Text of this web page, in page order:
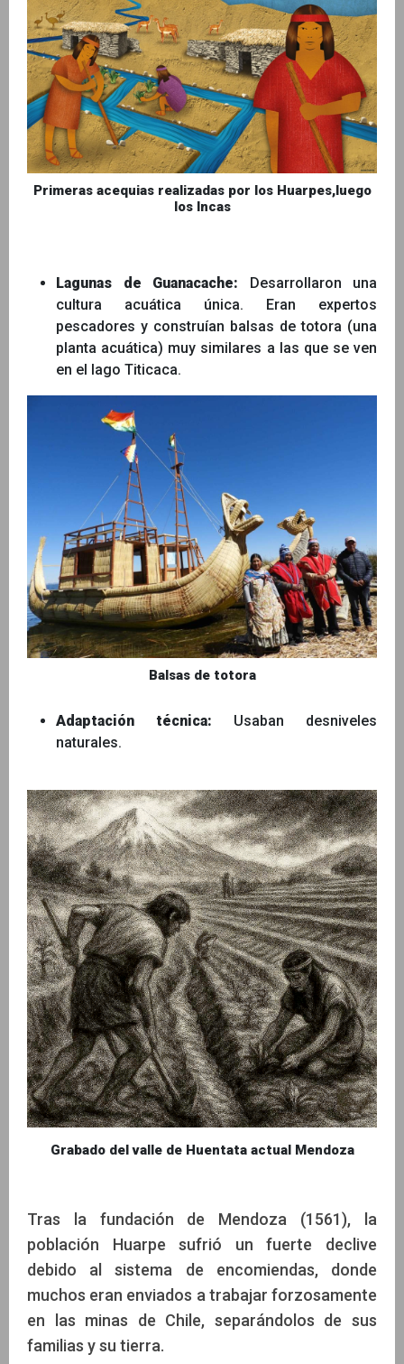
Primeras acequias realizadas por los Huarpes,luego
los Incas
Lagunas de Guanacache: Desarrollaron una
cultura acuática única. Eran expertos
pescadores y construían balsas de totora (una
planta acuática) muy similares a las que se ven
en el lago Titicaca.
Balsas de totora
Adaptación técnica: Usaban desniveles
naturales.
Grabado del valle de Huentata actual Mendoza
Tras la fundación de Mendoza (1561), la
población Huarpe sufrió un fuerte declive
debido al sistema de encomiendas, donde
muchos eran enviados a trabajar forzosamente
en las minas de Chile, separándolos de sus
familias y su tierra.